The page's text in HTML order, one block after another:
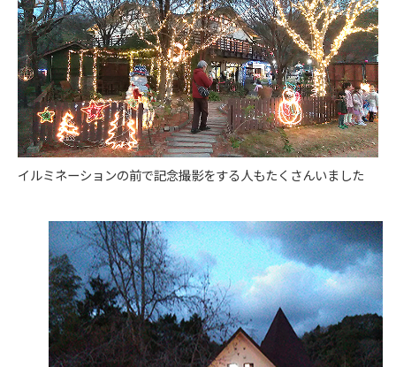
イルミネーションの前で記念撮影をする人もたくさんいました